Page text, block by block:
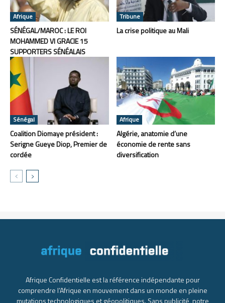
Afrique
SÉNÉGAL/MAROC : LE ROI
MOHAMMED VI GRACIE 15
SUPPORTERS SÉNÉALAIS
Tribune
La crise politique au Mali
Sénégal
Coalition Diomaye président :
Serigne Gueye Diop, Premier de
cordée
Afrique
Algérie, anatomie d’une
économie de rente sans
diversification
Afrique Confidentielle est la référence indépendante pour
comprendre l’Afrique en mouvement dans un monde en pleine
mutations technologiques et géopolitiques. Sans publicité, notre